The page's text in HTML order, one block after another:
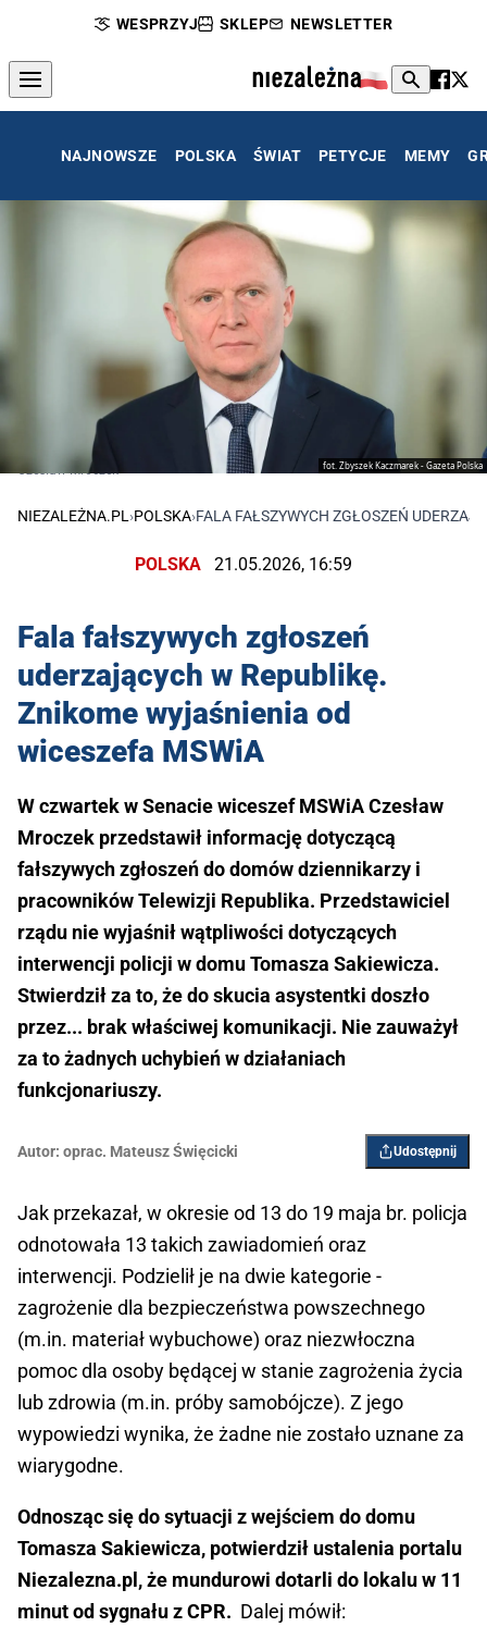
WESPRZYJ SKLEP NEWSLETTER
NAJNOWSZE POLSKA ŚWIAT PETYCJE MEMY
fot. Zbyszek Kaczmarek - Gazeta Polska
Czesław Mroczek
NIEZALEŻNA.PL ›POLSKA›FALA FAŁSZYWYCH ZGŁOSZEŃ
POLSKA 21.05.2026, 16:59
Fala fałszywych zgłoszeń
uderzających w Republikę.
Znikome wyjaśnienia od
wiceszefa MSWiA
W czwartek w Senacie wiceszef MSWiA Czesław
Mroczek przedstawił informację dotyczącą
fałszywych zgłoszeń do domów dziennikarzy i
pracowników Telewizji Republika. Przedstawiciel
rządu nie wyjaśnił wątpliwości dotyczących
interwencji policji w domu Tomasza Sakiewicza.
Stwierdził za to, że do skucia asystentki doszło
przez... brak właściwej komunikacji. Nie zauważył
za to żadnych uchybień w działaniach
funkcjonariuszy.
Autor: oprac. Mateusz Święcicki Udostępnij
Jak przekazał, w okresie od 13 do 19 maja br. policja
odnotowała 13 takich zawiadomień oraz
interwencji. Podzielił je na dwie kategorie -
zagrożenie dla bezpieczeństwa powszechnego
(m.in. materiał wybuchowe) oraz niezwłoczna
pomoc dla osoby będącej w stanie zagrożenia życia
lub zdrowia (m.in. próby samobójcze). Z jego
wypowiedzi wynika, że żadne nie zostało uznane za
wiarygodne.
Odnosząc się do sytuacji z wejściem do domu
Tomasza Sakiewicza, potwierdził ustalenia portalu
Niezalezna.pl, że mundurowi dotarli do lokalu w 11
minut od sygnału z CPR. Dalej mówił: